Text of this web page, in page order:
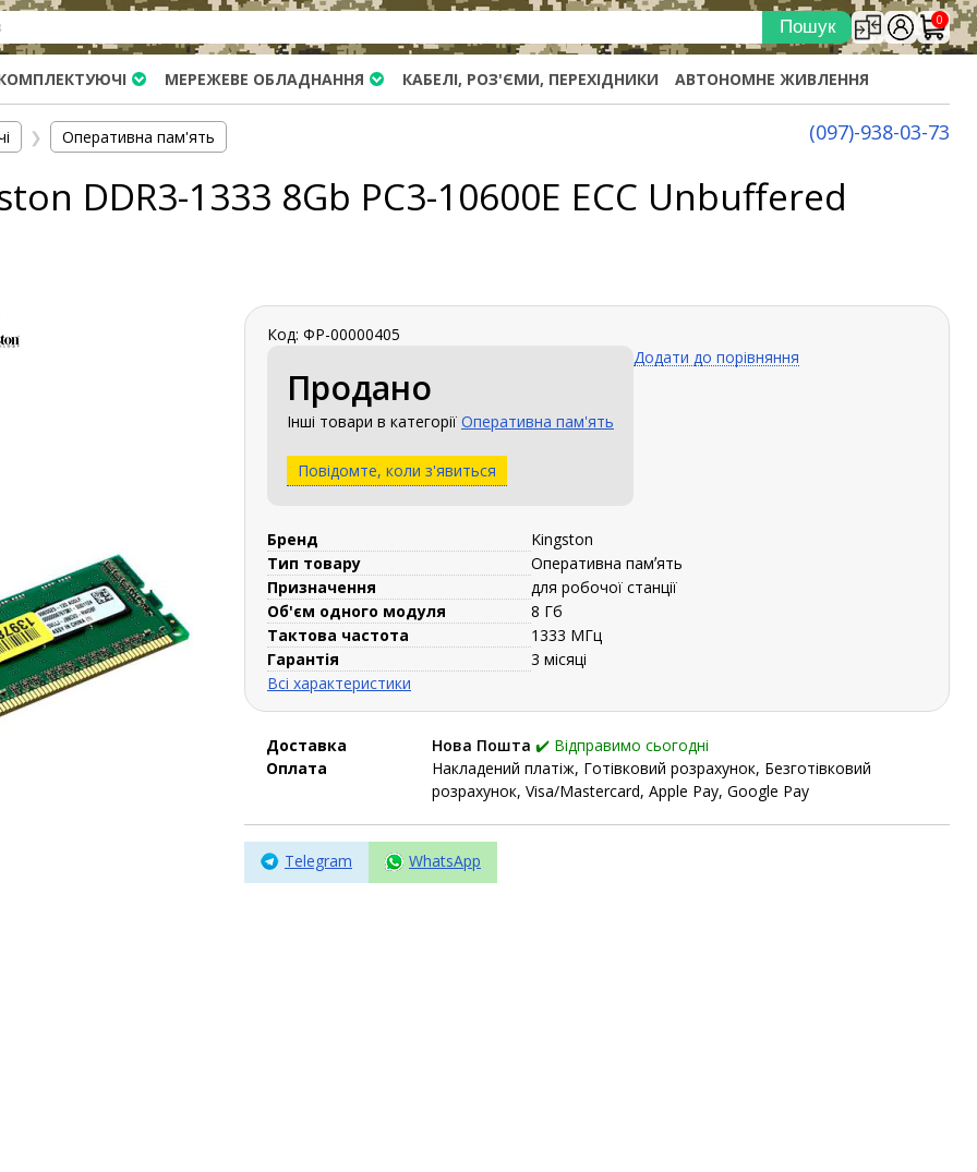
0
МЕРЕЖЕВЕ ОБЛАДНАННЯ КАБЕЛІ, РОЗ'ЄМИ, ПЕРЕХІДНИКИ АВТОНОМНЕ ЖИВЛЕННЯ
(097)-938-03-73
❯ Оперативна пам'ять
DDR3-1333 8Gb PC3-10600E ECC Unbuffered
Код: ФР-00000405
Продано
Інші товари в категорії Оперативна пам'ять
Повідомте, коли з'явиться
Додати до порівняння
Бренд
Kingston
Тип товару
Оперативна памʼять
Призначення
для робочої станції
Об'єм одного модуля
8 Гб
Тактова частота
1333 МГц
Гарантія
3 місяці
Всі характеристики
Доставка Нова Пошта ✔️ Відправимо сьогодні
Оплата
Накладений платіж, Готівковий розрахунок, Безготівковий
розрахунок, Visa/Mastercard, Apple Pay, Google Pay
Telegram WhatsApp